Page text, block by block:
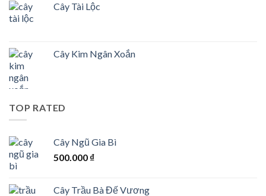
Cây Tài Lộc
Cây Kim Ngân Xoắn
TOP RATED
Cây Ngũ Gia Bì
500.000 ₫
Cây Trầu Bà Đế Vương